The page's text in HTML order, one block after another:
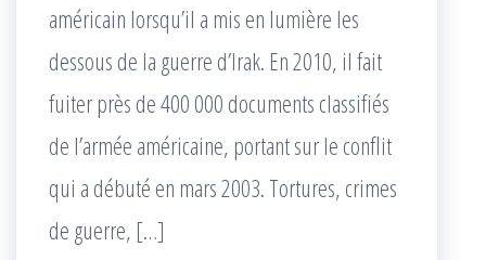
américain lorsqu’il a mis en lumière les
dessous de la guerre d’Irak. En 2010, il fait
fuiter près de 400 000 documents classifiés
de l’armée américaine, portant sur le conflit
qui a débuté en mars 2003. Tortures, crimes
de guerre, […]